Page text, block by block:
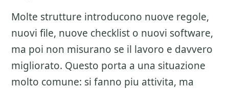
Molte strutture introducono nuove regole,
nuovi file, nuove checklist o nuovi software,
ma poi non misurano se il lavoro e davvero
migliorato. Questo porta a una situazione
molto comune: si fanno piu attivita, ma